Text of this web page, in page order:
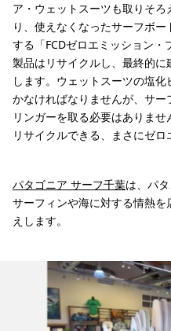
ア・ウェットスーツも取りそ
り、使えなくなったサーフボ
する「FCDゼロエミッション
製品はリサイクルし、最終的
します。ウェットスーツの塩
かなければなりませんが、サ
リンガーを取る必要はありま
リサイクルできる、まさにゼロ
パタゴニア サーフ千葉は、パ
サーフィンや海に対する情熱
えします。